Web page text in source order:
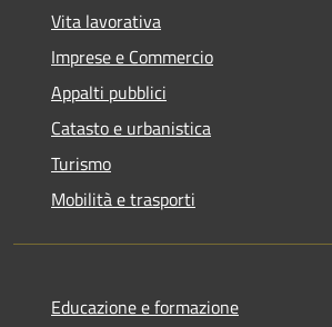
Vita lavorativa
Imprese e Commercio
Appalti pubblici
Catasto e urbanistica
Turismo
Mobilità e trasporti
Educazione e formazione